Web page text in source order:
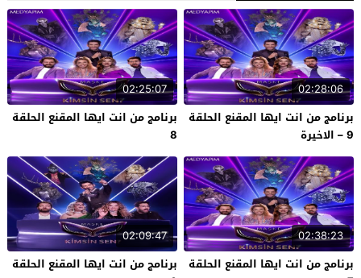
02:28:06
برنامج من انت ايها المقنع الحلقة
9 – الاخيرة
02:25:07
برنامج من انت ايها المقنع الحلقة
8
02:38:23
برنامج من انت ايها المقنع الحلقة
02:09:47
برنامج من انت ايها المقنع الحلقة